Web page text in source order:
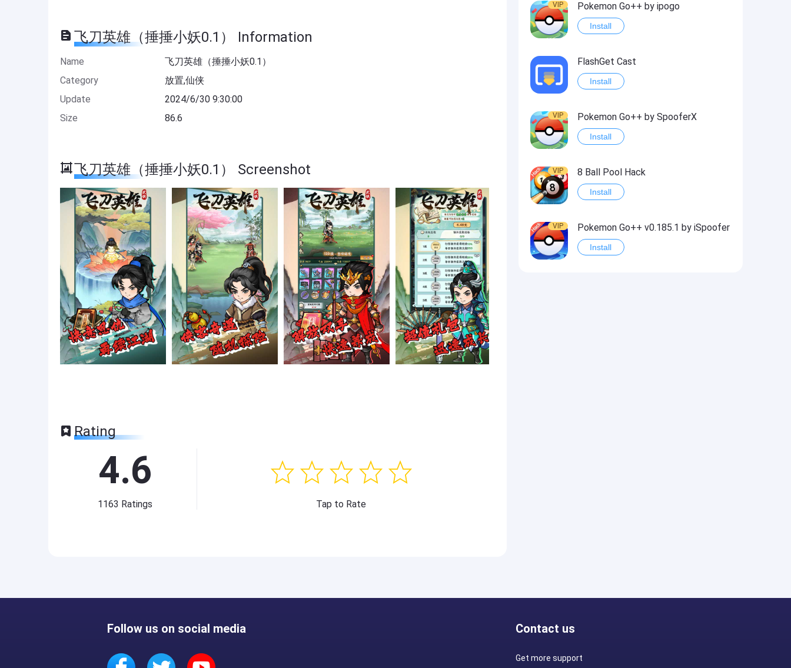
飞刀英雄（捶捶小妖0.1） Information
Name
飞刀英雄（捶捶小妖0.1）
Category
放置,仙侠
Update
2024/6/30 9:30:00
Size
86.6
飞刀英雄（捶捶小妖0.1） Screenshot
Rating
4.6
1163 Ratings Tap to Rate
VIP Pokemon Go++ by ipogo
Install
FlashGet Cast
Install
VIP Pokemon Go++ by SpooferX
Install
VIP 8 Ball Pool Hack
Install
VIP Pokemon Go++ v0.185.1 by iSpoofer
Install
Follow us on social media Contact us
Get more support